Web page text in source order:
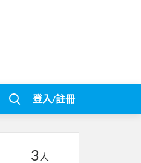
登入/註冊
3 人